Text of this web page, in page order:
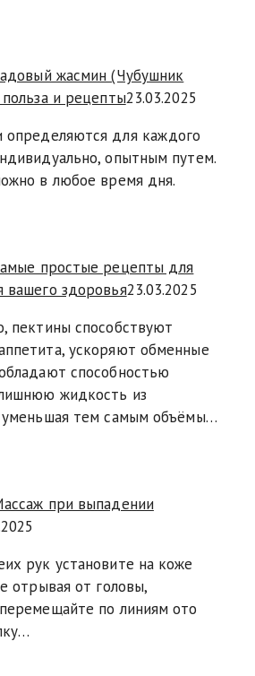
жасмин (Чубушник
и рецепты23.03.2025
определяются для каждого
опытным путем.
в любое время дня.
простые рецепты для
вашего здоровья23.03.2025
пектины способствуют
ускоряют обменные
способностью
жидкость из
уменьшая тем самым объёмы…
при выпадении
рук установите на коже
отрывая от головы,
по линиям ото